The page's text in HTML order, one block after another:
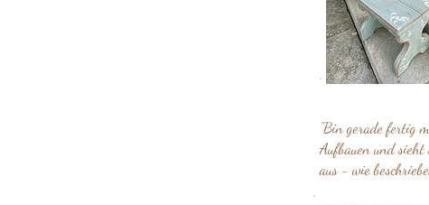
"Bin gerade fertig
Aufbauen und sieht
aus - wie